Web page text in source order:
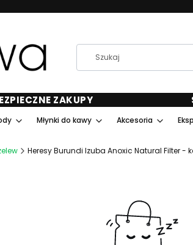
ZAKUPY
Młynki do kawy Akcesoria
Heresy Burundi Izuba Anoxic Natural Filter -